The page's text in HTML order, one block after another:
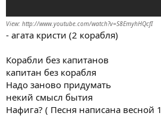
View: http://www.youtube.com/watch?v=S8EmyhHQcfI
- агата кристи (2 корабля)
Корабли без капитанов
капитан без корабля
Надо заново придумать
некий смысл бытия
Нафига? ( Песня написана весной